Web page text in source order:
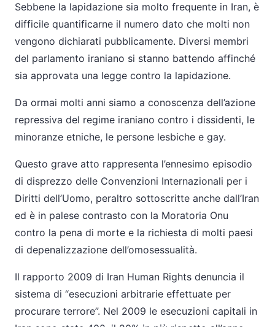
Sebbene la lapidazione sia molto frequente in Iran, è
difficile quantificarne il numero dato che molti non
vengono dichiarati pubblicamente. Diversi membri
del parlamento iraniano si stanno battendo affinché
sia approvata una legge contro la lapidazione.
Da ormai molti anni siamo a conoscenza dell’azione
repressiva del regime iraniano contro i dissidenti, le
minoranze etniche, le persone lesbiche e gay.
Questo grave atto rappresenta l’ennesimo episodio
di disprezzo delle Convenzioni Internazionali per i
Diritti dell’Uomo, peraltro sottoscritte anche dall’Iran
ed è in palese contrasto con la Moratoria Onu
contro la pena di morte e la richiesta di molti paesi
di depenalizzazione dell’omosessualità.
Il rapporto 2009 di Iran Human Rights denuncia il
sistema di “esecuzioni arbitrarie effettuate per
procurare terrore”. Nel 2009 le esecuzioni capitali in